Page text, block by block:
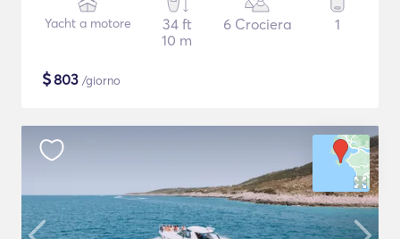
Yacht a motore
34 ft
10 m
6 Crociera 1
$803 /giorno